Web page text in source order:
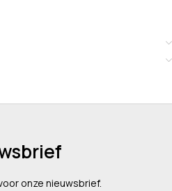
onze nieuwsbrief.